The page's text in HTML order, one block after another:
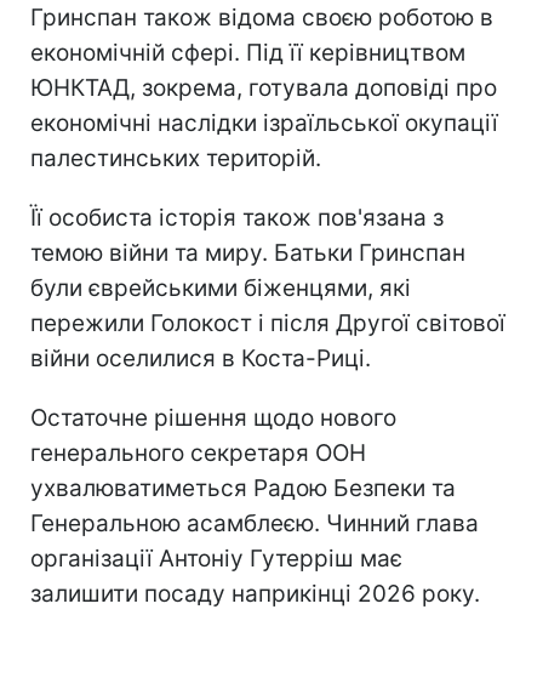
Гринспан також відома своєю роботою в
економічній сфері. Під її керівництвом
ЮНКТАД, зокрема, готувала доповіді про
економічні наслідки ізраїльської окупації
палестинських територій.
Її особиста історія також пов'язана з
темою війни та миру. Батьки Гринспан
були єврейськими біженцями, які
пережили Голокост і після Другої світової
війни оселилися в Коста-Риці.
Остаточне рішення щодо нового
генерального секретаря ООН
ухвалюватиметься Радою Безпеки та
Генеральною асамблеєю. Чинний глава
організації Антоніу Гутерріш має
залишити посаду наприкінці 2026 року.